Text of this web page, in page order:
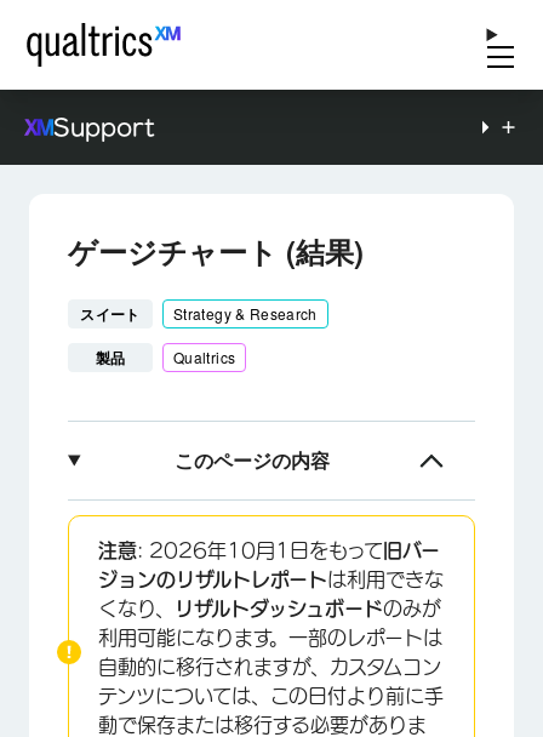
Support
ゲージチャート (結果)
スイート Strategy & Research
製品 Qualtrics
このページの内容
ゲージチャートについて
カスタマイゼーションオプション
互換性
FAQs
注意: 2026年10月1日をもって 旧バー
ジョンのリザルトレポートは利用できな
くなり、
リザルトダッシュボードのみが
利用可能になります。一部のレポートは
自動的に移行されますが、カスタムコン
テンツについては、この日付より前に手
動で保存または移行する必要がありま